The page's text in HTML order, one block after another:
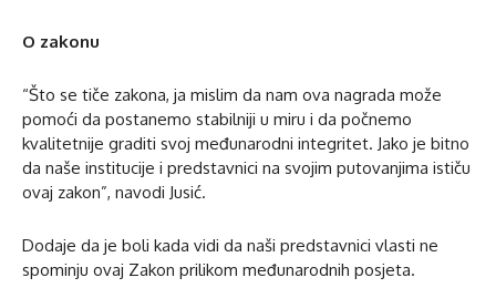
O zakonu
“Što se tiče zakona, ja mislim da nam ova nagrada može
pomoći da postanemo stabilniji u miru i da počnemo
kvalitetnije graditi svoj međunarodni integritet. Jako je bitno
da naše institucije i predstavnici na svojim putovanjima ističu
ovaj zakon”, navodi Jusić.
Dodaje da je boli kada vidi da naši predstavnici vlasti ne
spominju ovaj Zakon prilikom međunarodnih posjeta.